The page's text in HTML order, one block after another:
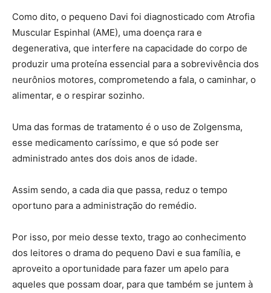
Como dito, o pequeno Davi foi diagnosticado com Atrofia
Muscular Espinhal (AME), uma doença rara e
degenerativa, que interfere na capacidade do corpo de
produzir uma proteína essencial para a sobrevivência dos
neurônios motores, comprometendo a fala, o caminhar, o
alimentar, e o respirar sozinho.
Uma das formas de tratamento é o uso de Zolgensma,
esse medicamento caríssimo, e que só pode ser
administrado antes dos dois anos de idade.
Assim sendo, a cada dia que passa, reduz o tempo
oportuno para a administração do remédio.
Por isso, por meio desse texto, trago ao conhecimento
dos leitores o drama do pequeno Davi e sua família, e
aproveito a oportunidade para fazer um apelo para
aqueles que possam doar, para que também se juntem à